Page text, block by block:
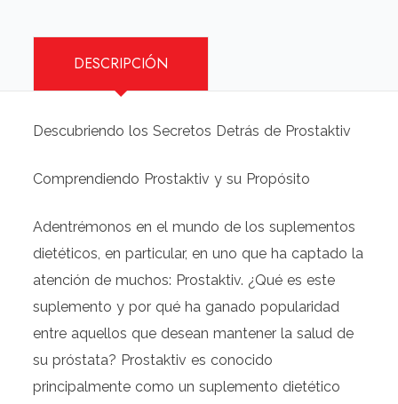
DESCRIPCIÓN
Descubriendo los Secretos Detrás de Prostaktiv
Comprendiendo Prostaktiv y su Propósito
Adentrémonos en el mundo de los suplementos
dietéticos, en particular, en uno que ha captado la
atención de muchos: Prostaktiv. ¿Qué es este
suplemento y por qué ha ganado popularidad
entre aquellos que desean mantener la salud de
su próstata? Prostaktiv es conocido
principalmente como un suplemento dietético